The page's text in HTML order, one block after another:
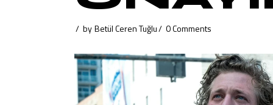
byBetül Ceren Tuğlu 0 Comments